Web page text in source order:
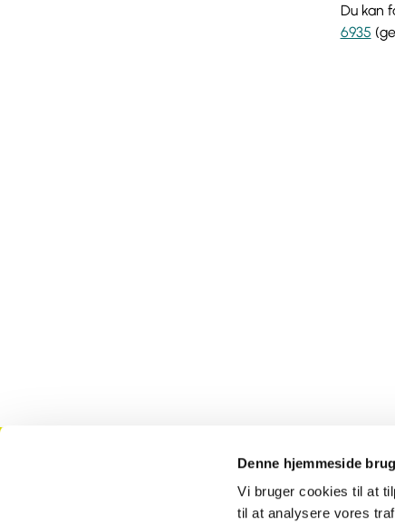
Denne hjemmeside
Vi bruger cookies til at
til at analysere vores
Du kan
6935
Kontakt